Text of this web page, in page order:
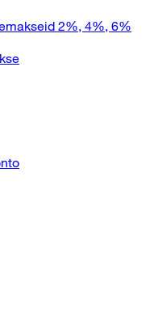
2%, 4%, 6%